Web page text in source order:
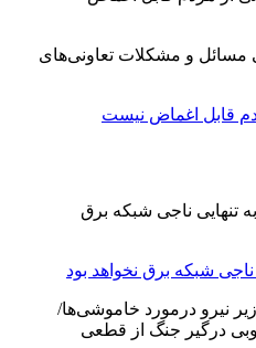
مسائل و مشکلات تعاونی‌های
قابل اغماض نیست
شبکه برق نخواهد بود